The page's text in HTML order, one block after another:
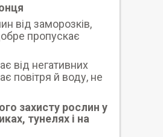
від заморозків,
пропускає
від негативних
повітря й воду, не
захисту рослин у
тунелях і на